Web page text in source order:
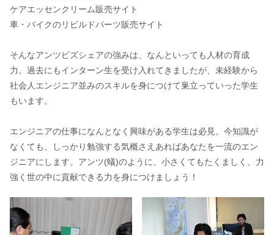
ケアエッセンクリーム販売サイト
車・バイクのリビルドパーツ販売サイト
そんなアンツビズシェアの強みは、なんといっても人材の育成
力。過去にもインターン生を受け入れてきましたが、未経験から
社会人エンジニア並みのスキルを身につけて巣立っていった学生
もいます。
エンジニアの仕事になんとなく興味がある学生は必見。今知識が
なくても、しっかり勉強する気概さえあればあなたを一流のエン
ジニアにします。アンツ(蟻)のように、小さくてもたくましく、力
強く世の中に貢献できる力を身につけましょう！